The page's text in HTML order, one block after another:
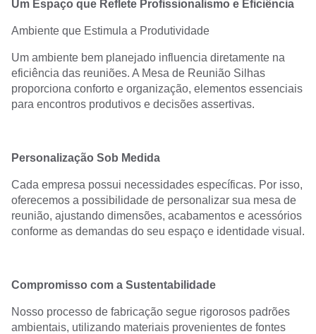
Um Espaço que Reflete Profissionalismo e Eficiência
Ambiente que Estimula a Produtividade
Um ambiente bem planejado influencia diretamente na
eficiência das reuniões. A Mesa de Reunião Silhas
proporciona conforto e organização, elementos essenciais
para encontros produtivos e decisões assertivas.
Personalização Sob Medida
Cada empresa possui necessidades específicas. Por isso,
oferecemos a possibilidade de personalizar sua mesa de
reunião, ajustando dimensões, acabamentos e acessórios
conforme as demandas do seu espaço e identidade visual.
Compromisso com a Sustentabilidade
Nosso processo de fabricação segue rigorosos padrões
ambientais, utilizando materiais provenientes de fontes